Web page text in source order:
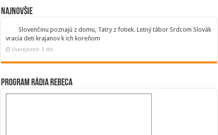
Najnovšie
Slovenčinu poznajú z domu, Tatry z fotiek. Letný tábor Srdcom Slovák
vracia deti krajanov k ich koreňom
Uverejnené: 3 dni
Program Rádia Rebeca